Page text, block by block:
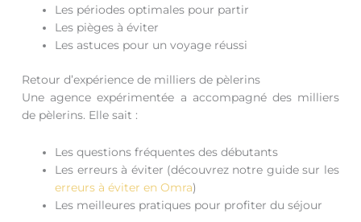
Les périodes optimales pour partir
Les pièges à éviter
Les astuces pour un voyage réussi
Retour d’expérience de milliers de pèlerins
Une agence expérimentée a accompagné des milliers
de pèlerins. Elle sait :
Les questions fréquentes des débutants
Les erreurs à éviter (découvrez notre guide sur les
erreurs à éviter en Omra)
Les meilleures pratiques pour profiter du séjour